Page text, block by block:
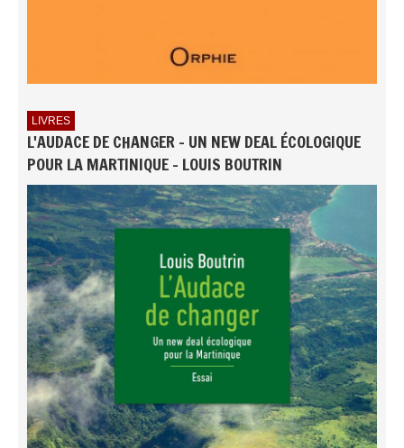
LIVRES
L'AUDACE DE CHANGER - UN NEW DEAL ÉCOLOGIQUE
POUR LA MARTINIQUE - LOUIS BOUTRIN